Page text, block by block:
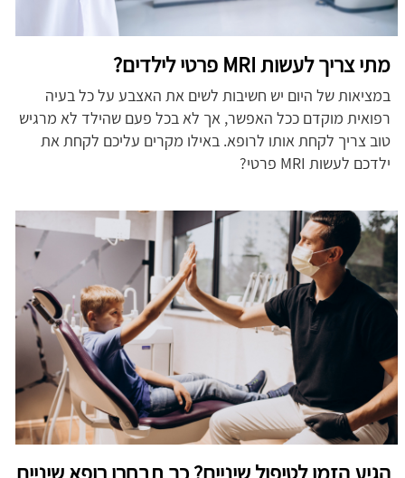
מתי צריך לעשות MRI פרטי לילדים?
במציאות של היום יש חשיבות לשים את האצבע על כל בעיה
רפואית מוקדם ככל האפשר, אך לא בכל פעם שהילד לא מרגיש
טוב צריך לקחת אותו לרופא. באילו מקרים עליכם לקחת את
ילדכם לעשות MRI פרטי?